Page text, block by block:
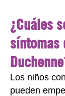
¿Cuáles
Los niños
pueden